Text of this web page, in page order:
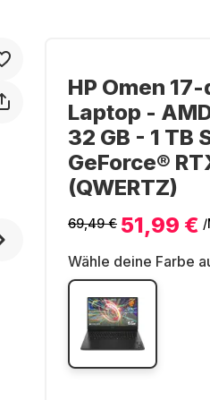
HP Omen
Laptop -
32 GB - 1 TB
GeForce®
(QWERTZ)
69,49 € 51,99 € /
Wähle deine Farbe